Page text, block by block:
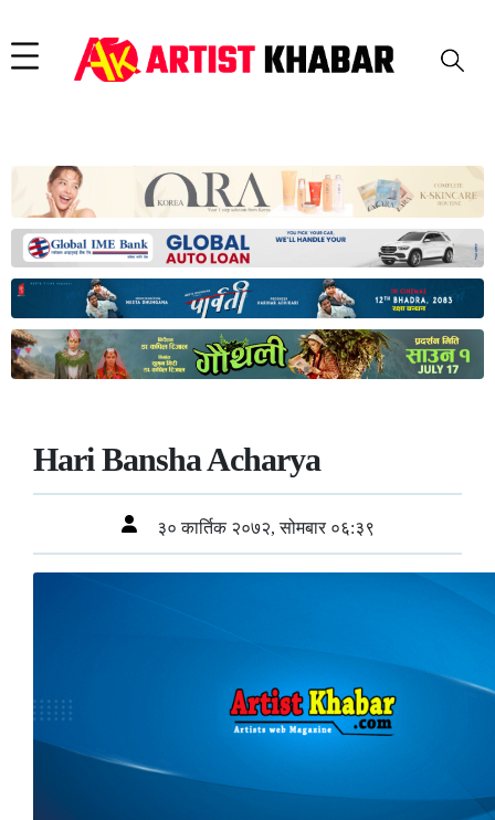
Hari Bansha Acharya
३० कार्तिक २०७२, सोमबार ०६:३९